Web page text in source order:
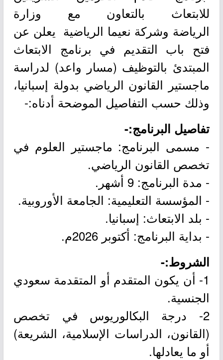
للابتعاث بالتعاون مع وزارة
الرياضة وشركة نعيما الرياضية يعلن عن
فتح باب التقديم في برنامج الابتعاث
المبتدئ بالتوظيف (مسار واعد) لدراسة
ماجستير القانون الرياضي بدولة إسبانيا،
وذلك حسب التفاصيل الموضحة أدناه:-
تفاصيل البرنامج:-
- مسمى البرنامج: ماجستير العلوم في
تخصص القانون الرياضي.
- مدة البرنامج: 9 أشهر.
- المؤسسة التعليمية: الجامعة الأوروبية.
- بلد الابتعاث: إسبانيا.
- بداية البرنامج: أكتوبر 2026م.
الشروط:-
1- أن يكون المتقدم أو المتقدمة سعودي
الجنسية.
2- درجة البكالوريوس في تخصص
(القانون، الدراسات الإسلامية، الشريعة)
أو ما يعادلها.